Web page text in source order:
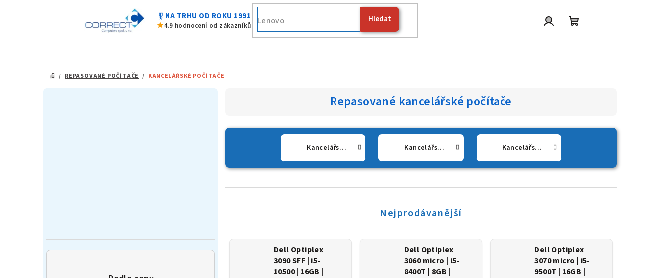
military_tech NA TRHU OD ROKU 1991
star4.9 hodnocení od zákazníků
Hledat
Fujitsu
DOMŮ
/ REPASOVANÉ POČÍTAČE / KANCELÁŘSKÉ POČÍTAČE
Repasované kancelářské počítače
Kancelářské počítače Dell Kancelářské počítače HP Kancelářské počítače Lenovo
Nejprodávanější
Dell Optiplex
3090 SFF | i5-
10500 | 16GB |
Dell Optiplex
3060 micro | i5-
8400T | 8GB |
Dell Optiplex
3070 micro | i5-
9500T | 16GB |